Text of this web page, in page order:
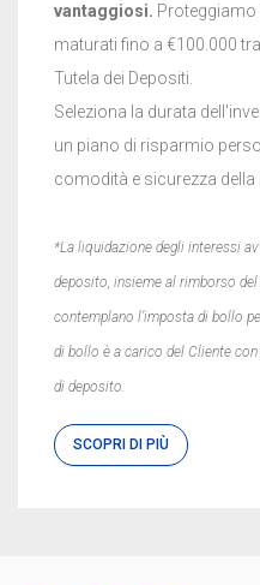
vantaggiosi. Proteggiamo
maturati fino a €100.000
Tutela dei Depositi.
Seleziona la durata
un piano di risparmio
comodità e sicurezza
*La liquidazione degli interessi
deposito, insieme al rimborso del
contemplano l’imposta di bollo
di bollo è a carico del Cliente
di deposito.
SCOPRI DI PIÙ